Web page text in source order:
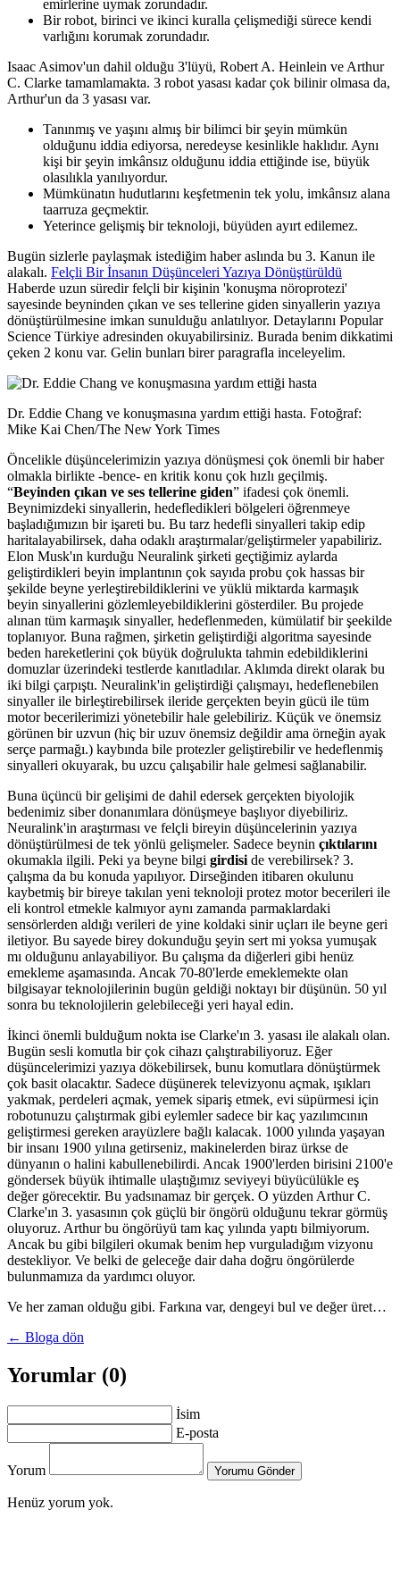
emirlerine uymak zorundadır.
Bir robot, birinci ve ikinci kuralla çelişmediği sürece kendi
varlığını korumak zorundadır.
Isaac Asimov'un dahil olduğu 3'lüyü, Robert A. Heinlein ve Arthur
C. Clarke tamamlamakta. 3 robot yasası kadar çok bilinir olmasa da,
Arthur'un da 3 yasası var.
Tanınmış ve yaşını almış bir bilimci bir şeyin mümkün
olduğunu iddia ediyorsa, neredeyse kesinlikle haklıdır. Aynı
kişi bir şeyin imkânsız olduğunu iddia ettiğinde ise, büyük
olasılıkla yanılıyordur.
Mümkünatın hudutlarını keşfetmenin tek yolu, imkânsız alana
taarruza geçmektir.
Yeterince gelişmiş bir teknoloji, büyüden ayırt edilemez.
Bugün sizlerle paylaşmak istediğim haber aslında bu 3. Kanun ile
alakalı. Felçli Bir İnsanın Düşünceleri Yazıya Dönüştürüldü
Haberde uzun süredir felçli bir kişinin 'konuşma nöroprotezi'
sayesinde beyninden çıkan ve ses tellerine giden sinyallerin yazıya
dönüştürülmesine imkan sunulduğu anlatılıyor. Detaylarını Popular
Science Türkiye adresinden okuyabilirsiniz. Burada benim dikkatimi
çeken 2 konu var. Gelin bunları birer paragrafla inceleyelim.
Dr. Eddie Chang ve konuşmasına yardım ettiği hasta. Fotoğraf:
Mike Kai Chen/The New York Times
Öncelikle düşüncelerimizin yazıya dönüşmesi çok önemli bir haber
olmakla birlikte -bence- en kritik konu çok hızlı geçilmiş.
“Beyinden çıkan ve ses tellerine giden” ifadesi çok önemli.
Beynimizdeki sinyallerin, hedefledikleri bölgeleri öğrenmeye
başladığımızın bir işareti bu. Bu tarz hedefli sinyalleri takip edip
haritalayabilirsek, daha odaklı araştırmalar/geliştirmeler yapabiliriz.
Elon Musk'ın kurduğu Neuralink şirketi geçtiğimiz aylarda
geliştirdikleri beyin implantının çok sayıda probu çok hassas bir
şekilde beyne yerleştirebildiklerini ve yüklü miktarda karmaşık
beyin sinyallerini gözlemleyebildiklerini gösterdiler. Bu projede
alınan tüm karmaşık sinyaller, hedeflenmeden, kümülatif bir şeekilde
toplanıyor. Buna rağmen, şirketin geliştirdiği algoritma sayesinde
beden hareketlerini çok büyük doğrulukta tahmin edebildiklerini
domuzlar üzerindeki testlerde kanıtladılar. Aklımda direkt olarak bu
iki bilgi çarpıştı. Neuralink'in geliştirdiği çalışmayı, hedeflenebilen
sinyaller ile birleştirebilirsek ileride gerçekten beyin gücü ile tüm
motor becerilerimizi yönetebilir hale gelebiliriz. Küçük ve önemsiz
görünen bir uzvun (hiç bir uzuv önemsiz değildir ama örneğin ayak
serçe parmağı.) kaybında bile protezler geliştirebilir ve hedeflenmiş
sinyalleri okuyarak, bu uzcu çalışabilir hale gelmesi sağlanabilir.
Buna üçüncü bir gelişimi de dahil edersek gerçekten biyolojik
bedenimiz siber donanımlara dönüşmeye başlıyor diyebiliriz.
Neuralink'in araştırması ve felçli bireyin düşüncelerinin yazıya
dönüştürülmesi de tek yönlü gelişmeler. Sadece beynin çıktılarını
okumakla ilgili. Peki ya beyne bilgi girdisi de verebilirsek? 3.
çalışma da bu konuda yapılıyor. Dirseğinden itibaren okulunu
kaybetmiş bir bireye takılan yeni teknoloji protez motor becerileri ile
eli kontrol etmekle kalmıyor aynı zamanda parmaklardaki
sensörlerden aldığı verileri de yine koldaki sinir uçları ile beyne geri
iletiyor. Bu sayede birey dokunduğu şeyin sert mi yoksa yumuşak
mı olduğunu anlayabiliyor. Bu çalışma da diğerleri gibi henüz
emekleme aşamasında. Ancak 70-80'lerde emeklemekte olan
bilgisayar teknolojilerinin bugün geldiği noktayı bir düşünün. 50 yıl
sonra bu teknolojilerin gelebileceği yeri hayal edin.
İkinci önemli bulduğum nokta ise Clarke'ın 3. yasası ile alakalı olan.
Bugün sesli komutla bir çok cihazı çalıştırabiliyoruz. Eğer
düşüncelerimizi yazıya dökebilirsek, bunu komutlara dönüştürmek
çok basit olacaktır. Sadece düşünerek televizyonu açmak, ışıkları
yakmak, perdeleri açmak, yemek sipariş etmek, evi süpürmesi için
robotunuzu çalıştırmak gibi eylemler sadece bir kaç yazılımcının
geliştirmesi gereken arayüzlere bağlı kalacak. 1000 yılında yaşayan
bir insanı 1900 yılına getirseniz, makinelerden biraz ürkse de
dünyanın o halini kabullenebilirdi. Ancak 1900'lerden birisini 2100'e
göndersek büyük ihtimalle ulaştığımız seviyeyi büyücülükle eş
değer görecektir. Bu yadsınamaz bir gerçek. O yüzden Arthur C.
Clarke'ın 3. yasasının çok güçlü bir öngörü olduğunu tekrar görmüş
oluyoruz. Arthur bu öngörüyü tam kaç yılında yaptı bilmiyorum.
Ancak bu gibi bilgileri okumak benim hep vurguladığım vizyonu
destekliyor. Ve belki de geleceğe dair daha doğru öngörülerde
bulunmamıza da yardımcı oluyor.
Ve her zaman olduğu gibi. Farkına var, dengeyi bul ve değer üret…
← Bloga dön
Yorumlar (0)
İsim
E-posta
Yorum Yorumu Gönder
Henüz yorum yok.